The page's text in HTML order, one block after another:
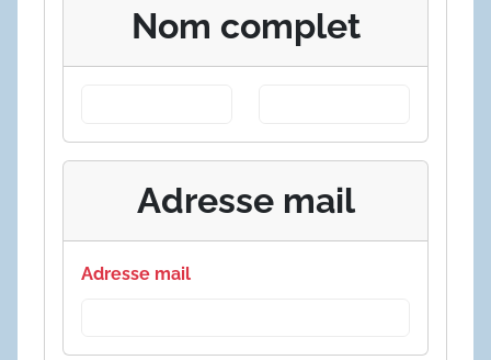
Nom complet
Adresse mail
Adresse mail